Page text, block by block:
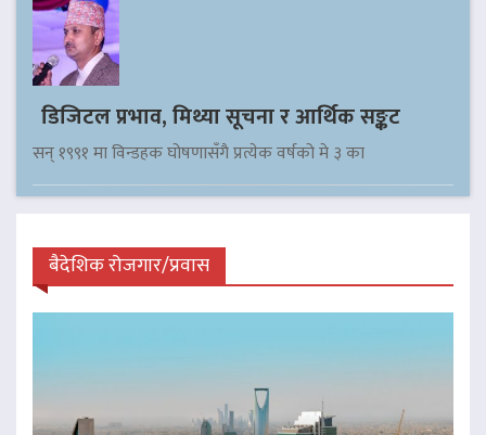
डिजिटल प्रभाव, मिथ्या सूचना र आर्थिक सङ्कट
सन् १९९१ मा विन्डहक घोषणासँगै प्रत्येक वर्षको मे ३ का
बैदेशिक रोजगार/प्रवास